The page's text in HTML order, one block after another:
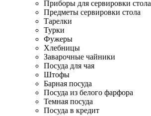
Приборы для сервировки стола
Предметы сервировки стола
Тарелки
Турки
Фужеры
Хлебницы
Заварочные чайники
Посуда для чая
Штофы
Барная посуда
Посуда из белого фарфора
Темная посуда
Посуда в кредит